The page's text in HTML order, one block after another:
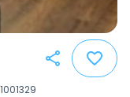
1001329